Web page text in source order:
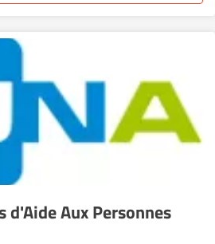
Aux Personnes